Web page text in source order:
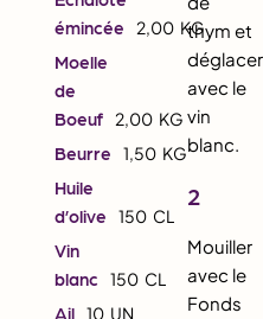
émincée
2,00 KG
Moelle
de
Boeuf
2,00 KG
Beurre
1,50 KG
Huile
d’olive
150 CL
Vin
blanc
150 CL
Ail 10 UN
thym et
déglacer
avec le
vin
blanc.
2
Mouiller
avec le
Fonds